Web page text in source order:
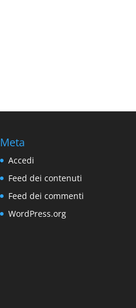
Meta
Accedi
Feed dei contenuti
Feed dei commenti
WordPress.org